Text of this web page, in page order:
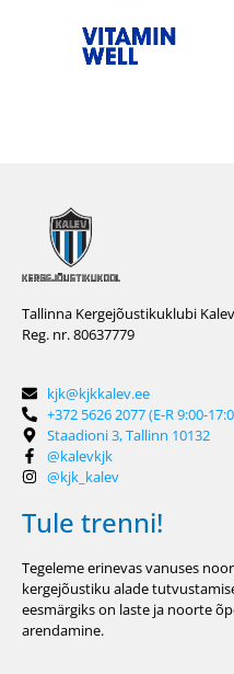
Tallinna Kergejõustikuklubi
Reg. nr. 80637779
kjk@kjkkalev.ee
+372 5626 2077 (E-R 9:00-
Staadioni 3, Tallinn 10132
@kalevkjk
@kjk_kalev
Tule trenni!
Tegeleme erinevas vanuses
kergejõustiku alade
eesmärgiks on laste ja noorte
arendamine.